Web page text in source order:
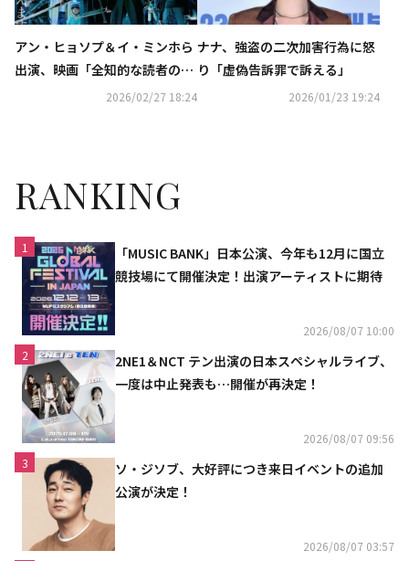
アン・ヒョソプ＆イ・ミンホら
出演、映画「全知的な読者の視
点から」15秒WEBスポットが解
2026/02/27 18:24
ナナ、強盗の二次加害行為に怒
り「虚偽告訴罪で訴える」
2026/01/23 19:24
RANKING
1
「MUSIC BANK」日本公演、今年も12月に国立
競技場にて開催決定！出演アーティストに期待
2026/08/07 10:00
2
2NE1＆NCT テン出演の日本スペシャルライブ、
一度は中止発表も…開催が再決定！
2026/08/07 09:56
3
ソ・ジソブ、大好評につき来日イベントの追加
公演が決定！
2026/08/07 03:57